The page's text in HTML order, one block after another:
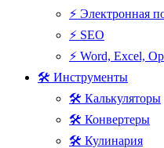
⚡ Электронная
⚡ SEO
⚡ Word, Excel,
🛠 Инструменты
🛠 Калькуляторы
🛠 Конвертеры
🛠 Кулинария